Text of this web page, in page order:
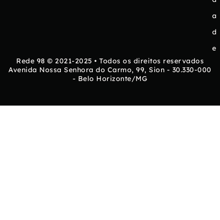
a
d
e
Rede 98 © 2021-2025 • Todos os direitos reservados
Avenida Nossa Senhora do Carmo, 99, Sion - 30.330-000
- Belo Horizonte/MG